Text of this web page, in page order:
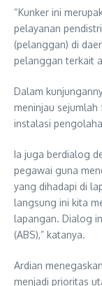
“Kunker ini
pelayanan
(pelanggan) di
pelanggan terkait
Dalam
meninjau sejumlah
instalasi
Ia juga berdialog
pegawai guna
yang dihadapi di
langsung ini kita
lapangan. Dialog
(ABS),” katanya.
Ardian
menjadi prioritas